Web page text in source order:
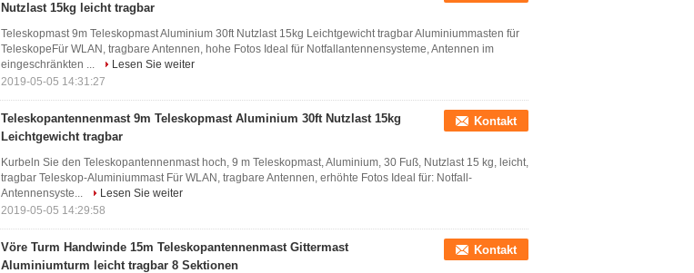
Nutzlast 15kg leicht tragbar
Teleskopmast 9m Teleskopmast Aluminium 30ft Nutzlast 15kg Leichtgewicht tragbar Aluminiummasten für
TeleskopeFür WLAN, tragbare Antennen, hohe Fotos Ideal für Notfallantennensysteme, Antennen im
eingeschränkten ...
Lesen Sie weiter
2019-05-05 14:31:27
Teleskopantennenmast 9m Teleskopmast Aluminium 30ft Nutzlast 15kg
Leichtgewicht tragbar
Kontakt
Kurbeln Sie den Teleskopantennenmast hoch, 9 m Teleskopmast, Aluminium, 30 Fuß, Nutzlast 15 kg, leicht,
tragbar Teleskop-Aluminiummast Für WLAN, tragbare Antennen, erhöhte Fotos Ideal für: Notfall-
Antennensyste...
Lesen Sie weiter
2019-05-05 14:29:58
Vöre Turm Handwinde 15m Teleskopantennenmast Gittermast
Aluminiumturm leicht tragbar 8 Sektionen
Kontakt